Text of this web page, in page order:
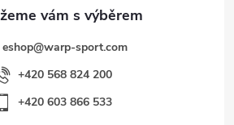
eshop@warp-sport.com
+420 568 824 200
+420 603 866 533